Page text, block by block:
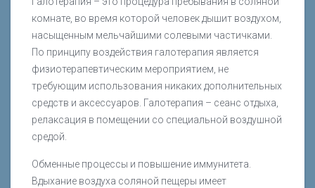
комнате, во время которой человек дышит воздухом,
насыщенным мельчайшими солевыми частичками.
По принципу воздействия галотерапия является
физиотерапевтическим мероприятием, не
требующим использования никаких дополнительных
средств и аксессуаров. Галотерапия – сеанс отдыха,
релаксация в помещении со специальной воздушной
средой.
Обменные процессы и повышение иммунитета.
Вдыхание воздуха соляной пещеры имеет